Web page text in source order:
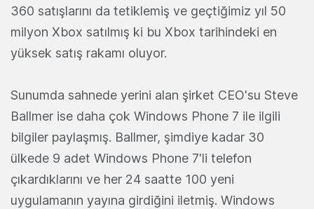
360 satışlarını da tetiklemiş ve geçtiğimiz yıl 50
milyon Xbox satılmış ki bu Xbox tarihindeki en
yüksek satış rakamı oluyor.
Sunumda sahnede yerini alan şirket CEO'su Steve
Ballmer ise daha çok Windows Phone 7 ile ilgili
bilgiler paylaşmış. Ballmer, şimdiye kadar 30
ülkede 9 adet Windows Phone 7'li telefon
çıkardıklarını ve her 24 saatte 100 yeni
uygulamanın yayına girdiğini iletmiş. Windows